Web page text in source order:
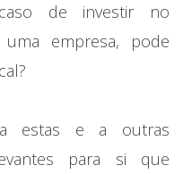
de investir no
empresa, pode
estas e a outras
para si que